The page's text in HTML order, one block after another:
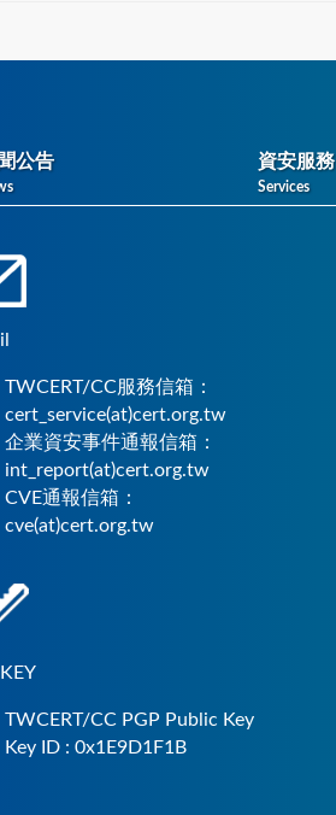
公告 資安服務
Services
TWCERT/CC服務信箱：
cert_service(at)cert.org.tw
企業資安事件通報信箱：
int_report(at)cert.org.tw
CVE通報信箱：
cve(at)cert.org.tw
TWCERT/CC PGP Public Key
Key ID : 0x1E9D1F1B